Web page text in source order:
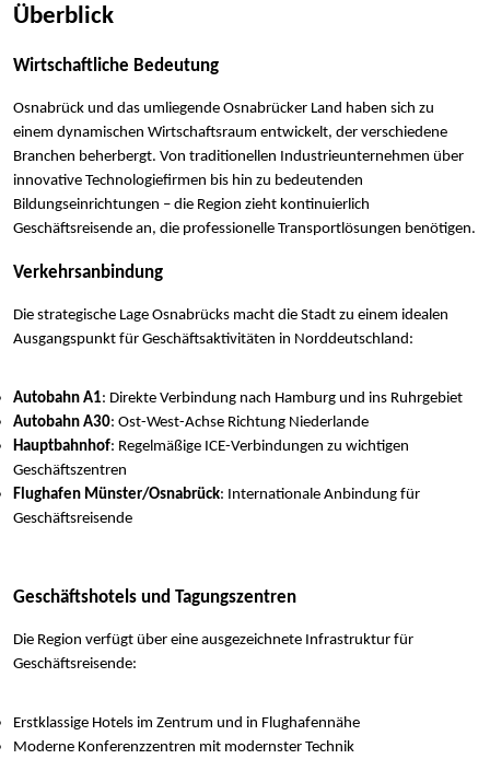
Überblick
Wirtschaftliche Bedeutung
Osnabrück und das umliegende Osnabrücker Land haben sich zu
einem dynamischen Wirtschaftsraum entwickelt, der verschiedene
Branchen beherbergt. Von traditionellen Industrieunternehmen über
innovative Technologiefirmen bis hin zu bedeutenden
Bildungseinrichtungen – die Region zieht kontinuierlich
Geschäftsreisende an, die professionelle Transportlösungen benötigen.
Verkehrsanbindung
Die strategische Lage Osnabrücks macht die Stadt zu einem idealen
Ausgangspunkt für Geschäftsaktivitäten in Norddeutschland:
Autobahn A1: Direkte Verbindung nach Hamburg und ins Ruhrgebiet
Autobahn A30: Ost-West-Achse Richtung Niederlande
Hauptbahnhof: Regelmäßige ICE-Verbindungen zu wichtigen
Geschäftszentren
Flughafen Münster/Osnabrück: Internationale Anbindung für
Geschäftsreisende
Geschäftshotels und Tagungszentren
Die Region verfügt über eine ausgezeichnete Infrastruktur für
Geschäftsreisende:
Erstklassige Hotels im Zentrum und in Flughafennähe
Moderne Konferenzzentren mit modernster Technik